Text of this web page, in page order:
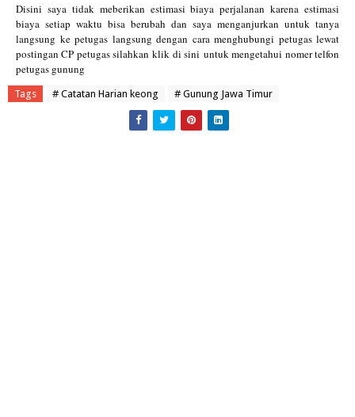
Disini saya tidak meberikan estimasi biaya perjalanan karena estimasi
biaya setiap waktu bisa berubah dan saya menganjurkan untuk tanya
langsung ke petugas langsung dengan cara menghubungi petugas lewat
postingan CP petugas silahkan klik di sini untuk mengetahui nomer telfon
petugas gunung
Tags # Catatan Harian keong # Gunung Jawa Timur